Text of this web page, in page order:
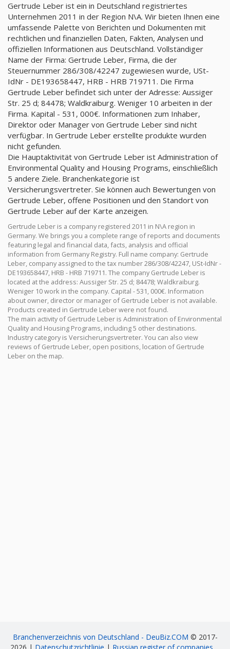
Gertrude Leber ist ein in Deutschland registriertes
Unternehmen 2011 in der Region N\A. Wir bieten Ihnen eine
umfassende Palette von Berichten und Dokumenten mit
rechtlichen und finanziellen Daten, Fakten, Analysen und
offiziellen Informationen aus Deutschland. Vollständiger
Name der Firma: Gertrude Leber, Firma, die der
Steuernummer 286/308/42247 zugewiesen wurde, USt-
IdNr - DE193658447, HRB - HRB 719711. Die Firma
Gertrude Leber befindet sich unter der Adresse: Aussiger
Str. 25 d; 84478; Waldkraiburg. Weniger 10 arbeiten in der
Firma. Kapital - 531, 000€. Informationen zum Inhaber,
Direktor oder Manager von Gertrude Leber sind nicht
verfügbar. In Gertrude Leber erstellte produkte wurden
nicht gefunden.
Die Hauptaktivität von Gertrude Leber ist Administration of
Environmental Quality and Housing Programs, einschließlich
5 andere Ziele. Branchenkategorie ist
Versicherungsvertreter. Sie können auch Bewertungen von
Gertrude Leber, offene Positionen und den Standort von
Gertrude Leber auf der Karte anzeigen.
Gertrude Leber is a company registered 2011 in N\A region in
Germany. We brings you a complete range of reports and documents
featuring legal and financial data, facts, analysis and official
information from Germany Registry. Full name company: Gertrude
Leber, company assigned to the tax number 286/308/42247, USt-IdNr -
DE193658447, HRB - HRB 719711. The company Gertrude Leber is
located at the address: Aussiger Str. 25 d; 84478; Waldkraiburg.
Weniger 10 work in the company. Capital - 531, 000€. Information
about owner, director or manager of Gertrude Leber is not available.
Products created in Gertrude Leber were not found.
The main activity of Gertrude Leber is Administration of Environmental
Quality and Housing Programs, including 5 other destinations.
Industry category is Versicherungsvertreter. You can also view
reviews of Gertrude Leber, open positions, location of Gertrude
Leber on the map.
Branchenverzeichnis von Deutschland - DeuBiz.COM © 2017-